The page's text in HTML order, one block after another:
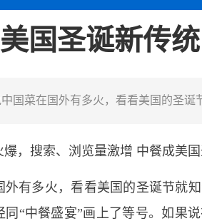
国圣诞新传统
国菜在国外有多火，看看美国的圣诞
爆，搜索、浏览量激增 中餐成美
外有多火，看看美国的圣诞节就
同“中餐盛宴”画上了等号。如果